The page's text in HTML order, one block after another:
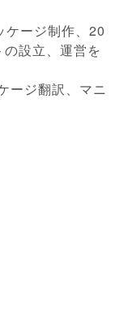
ケージ制作、20
の設立、運営を
ージ翻訳、マニ